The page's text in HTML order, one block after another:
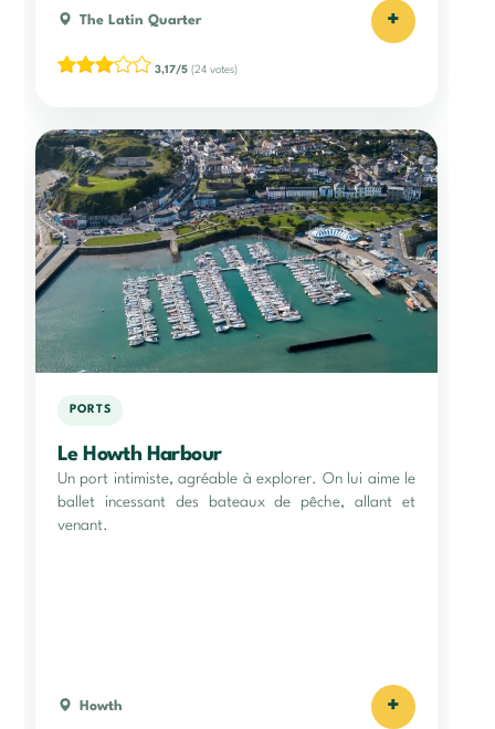
The Latin Quarter +
3,17/5 (24 votes)
PORTS
Le Howth Harbour
Un port intimiste, agréable à explorer. On lui aime le
ballet incessant des bateaux de pêche, allant et
venant.
Howth +